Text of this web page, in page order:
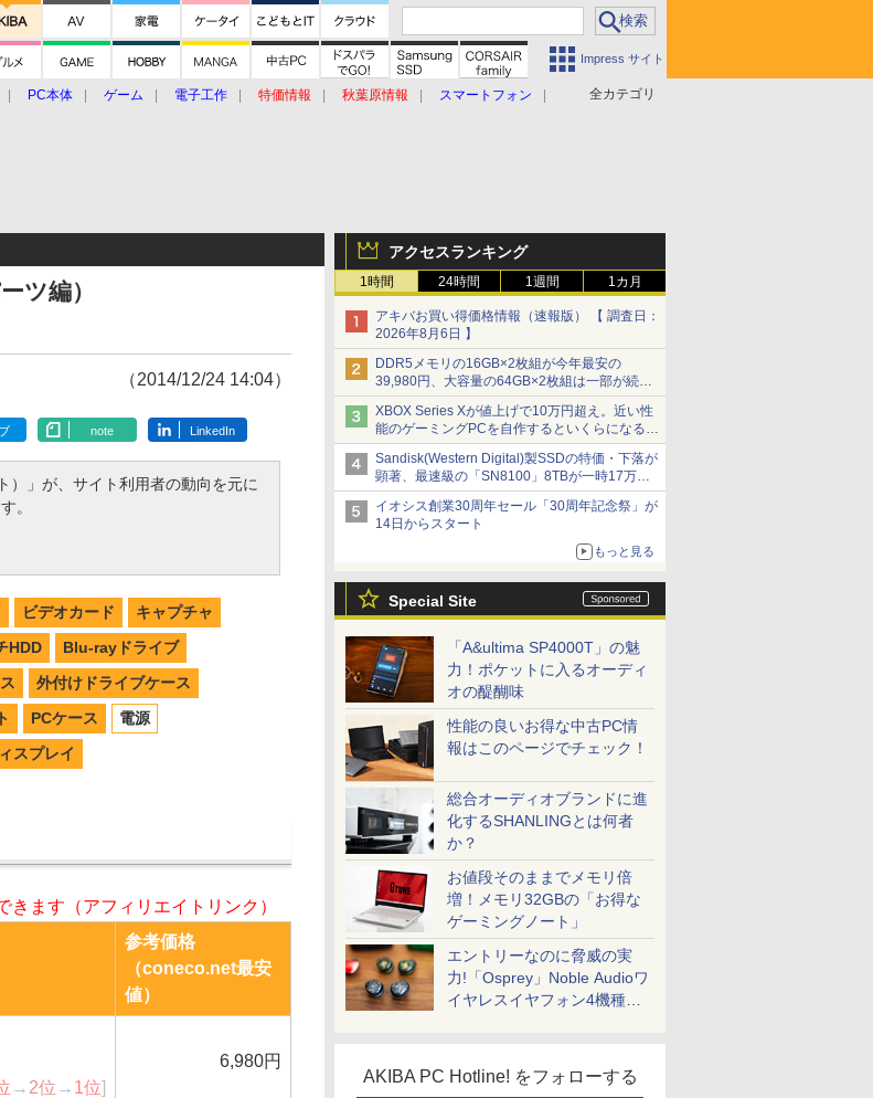
Impress サイト
全カテゴリ
PC本体 ゲーム 電子工作 特価情報 秋葉原情報
スマートフォン
アクセスランキング
1時間 24時間 1週間 1カ月
アキバお買い得価格情報（速報版） 【 調査日：
2026年8月6日 】
DDR5メモリの16GB×2枚組が今年最安の
39,980円、大容量の64GB×2枚組は一部が続騰
[8月前半のメモリ価格]
XBOX Series Xが値上げで10万円超え。近い性
能のゲーミングPCを自作するといくらになる？
【石田賀津男の『酒の肴にPCゲーム』】
Sandisk(Western Digital)製SSDの特価・下落が
顕著、最速級の「SN8100」8TBが一時17万円
割れ [8月前半のSSD価格]
イオシス創業30周年セール「30周年記念祭」が
14日からスタート
もっと見る
Special Site
「A&ultima SP4000T」の魅
力！ポケットに入るオーディ
オの醍醐味
性能の良いお得な中古PC情
報はこのページでチェック！
総合オーディオブランドに進
化するSHANLINGとは何者
か？
お値段そのままでメモリ倍
増！メモリ32GBの「お得な
ゲーミングノート」
エントリーなのに脅威の実
力!「Osprey」Noble Audioワ
イヤレスイヤフォン4機種を
AKIBA PC Hotline! をフォローする
ツ編）
（2014/12/24 14:04）
note LinkedIn
）」が、サイト利用者の動向を元に
。
ビデオカード
キャプチャ
HDD
Blu-rayドライブ
外付けドライブケース
PCケース
電源
スプレイ
ます（アフィリエイトリンク）
参考価格
（coneco.net最安
値）
→ 2位 → 1位]
6,980円